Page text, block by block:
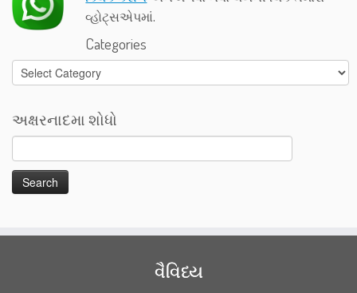
વ્હોટ્સએપમાં.
Categories
Categories
અક્ષરનાદમા શોધો
વૈવિધ્ય